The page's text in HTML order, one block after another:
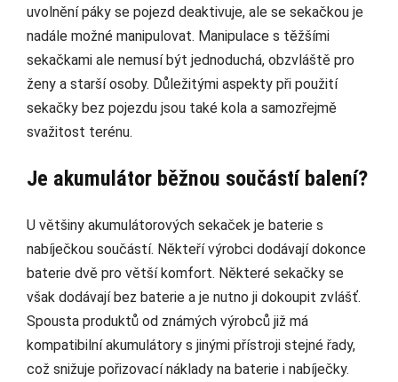
uvolnění páky se pojezd deaktivuje, ale se sekačkou je
nadále možné manipulovat. Manipulace s těžšími
sekačkami ale nemusí být jednoduchá, obzvláště pro
ženy a starší osoby. Důležitými aspekty při použití
sekačky bez pojezdu jsou také kola a samozřejmě
svažitost terénu.
Je akumulátor běžnou součástí balení?
U většiny akumulátorových sekaček je baterie s
nabíječkou součástí. Někteří výrobci dodávají dokonce
baterie dvě pro větší komfort. Některé sekačky se
však dodávají bez baterie a je nutno ji dokoupit zvlášť.
Spousta produktů od známých výrobců již má
kompatibilní akumulátory s jinými přístroji stejné řady,
což snižuje pořizovací náklady na baterie i nabíječky.